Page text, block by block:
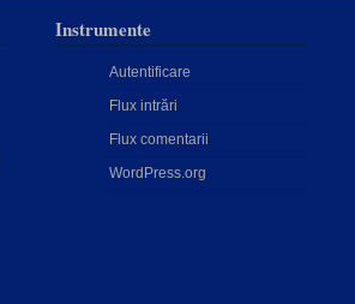
Instrumente
Autentificare
Flux intrări
Flux comentarii
WordPress.org